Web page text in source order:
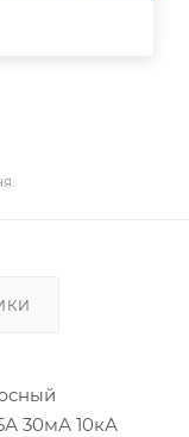
30мА 10кА